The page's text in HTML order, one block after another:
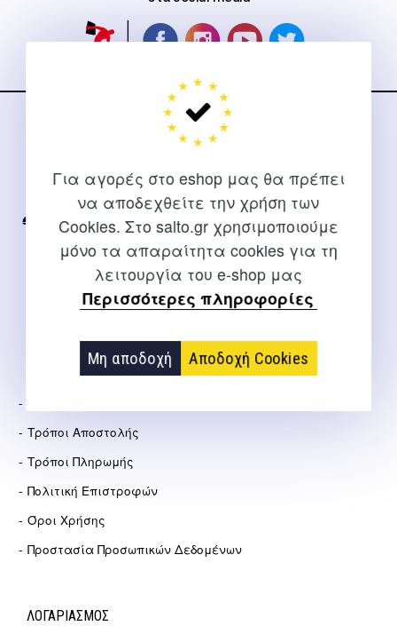
Για αγορές στο eshop μας θα πρέπει
να αποδεχθείτε την χρήση των
Cookies. Στο salto.gr χρησιμοποιούμε
μόνο τα απαραίτητα cookies για τη
λειτουργία του e-shop μας
Περισσότερες πληροφορίες
Μη αποδοχή Αποδοχή Cookies
Για διευκρινίσεις και υποστήριξη παραγγελιών μέσω του
2310 267108
info@salto.gr
Αγγελάκη 21, Θεσσαλονίκη
Τρόποι Αποστολής
Τρόποι Πληρωμής
Πολιτική Επιστροφών
Όροι Χρήσης
Προστασία Προσωπικών Δεδομένων
ΛΟΓΑΡΙΑΣΜΟΣ